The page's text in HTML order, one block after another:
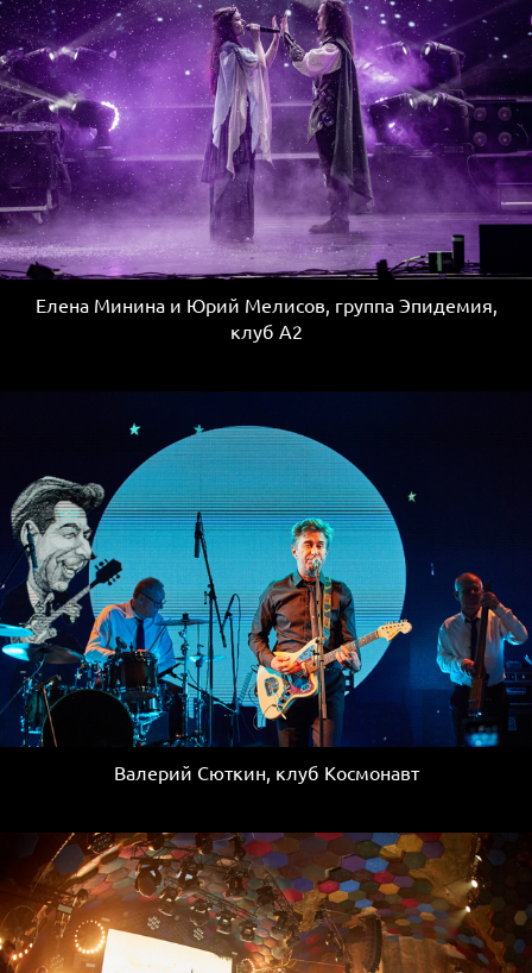
Елена Минина и Юрий Мелисов, группа Эпидемия,
клуб А2
Валерий Сюткин, клуб Космонавт